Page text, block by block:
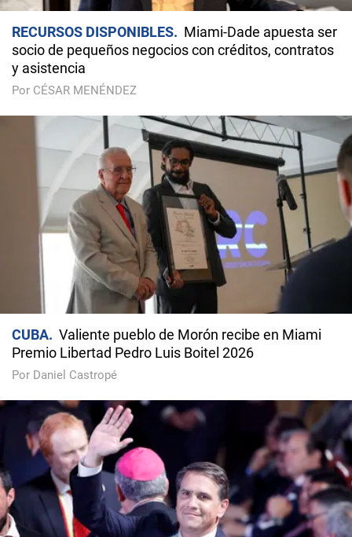
RECURSOS DISPONIBLES
Miami-Dade apuesta ser
socio de pequeños negocios con créditos, contratos
y asistencia
Por CÉSAR MENÉNDEZ
CUBA
Valiente pueblo de Morón recibe en Miami
Premio Libertad Pedro Luis Boitel 2026
Por Daniel Castropé